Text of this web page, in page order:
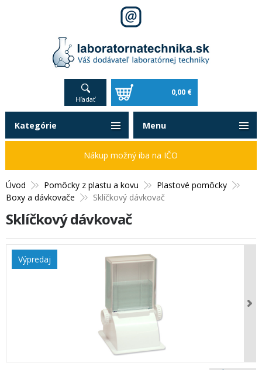
Hľadať
0,00 €
Úvod Pomôcky z plastu a kovu
Plastové pomôcky
Boxy a dávkovače
Sklíčkový dávkovač
Sklíčkový dávkovač
Výpredaj
Kategórie
Nákup možný iba na IČO
Menu